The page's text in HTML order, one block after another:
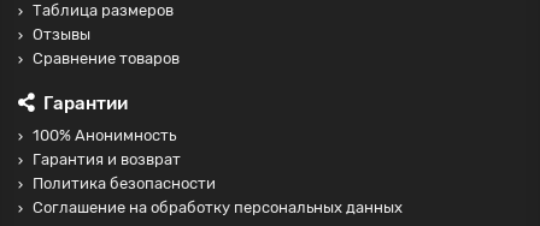
Таблица размеров
Отзывы
Сравнение товаров
Гарантии
100% Анонимность
Гарантия и возврат
Политика безопасности
Соглашение на обработку персональных данных